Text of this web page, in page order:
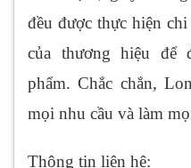
đều được thực hiện
của thương hiệu để
phẩm. Chắc chắn,
mọi nhu cầu và làm
Thông tin liên hệ: